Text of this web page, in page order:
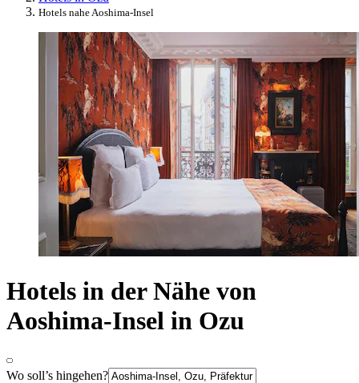
Hotels nahe Aoshima-Insel
Hotels in der Nähe von
Aoshima-Insel in Ozu
Wo soll’s hingehen?